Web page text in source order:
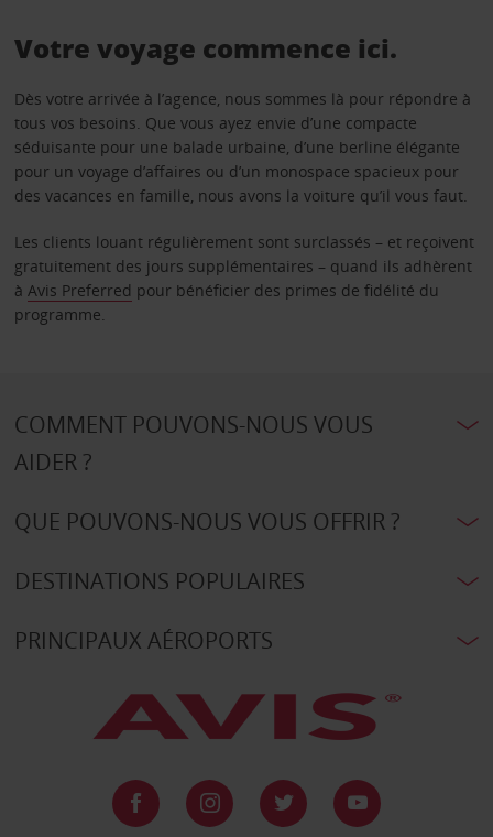
Votre voyage commence ici.
Dès votre arrivée à l’agence, nous sommes là pour répondre à
tous vos besoins. Que vous ayez envie d’une compacte
séduisante pour une balade urbaine, d’une berline élégante
pour un voyage d’affaires ou d’un monospace spacieux pour
des vacances en famille, nous avons la voiture qu’il vous faut.
Les clients louant régulièrement sont surclassés – et reçoivent
gratuitement des jours supplémentaires – quand ils adhèrent
à Avis Preferred pour bénéficier des primes de fidélité du
programme.
COMMENT POUVONS-NOUS VOUS
AIDER ?
QUE POUVONS-NOUS VOUS OFFRIR ?
DESTINATIONS POPULAIRES
PRINCIPAUX AÉROPORTS